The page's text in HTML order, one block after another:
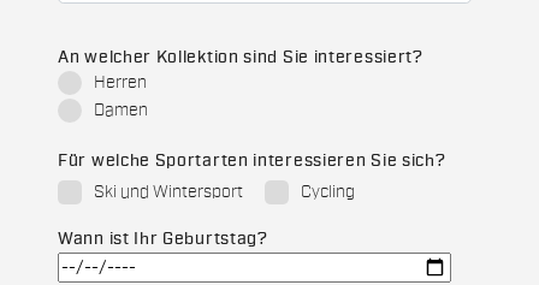
An welcher Kollektion sind Sie interessiert?
Herren
Damen
Für welche Sportarten interessieren Sie sich?
Ski und Wintersport
Cycling
Wann ist Ihr Geburtstag?